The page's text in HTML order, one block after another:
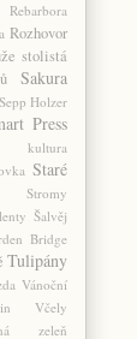
Rebarbora
Rozhovor
stolistá
Sakura
Sepp Holzer
Press
kultura
Staré
Stromy
Šalvěj
Bridge
Tulipány
Vánoční
Včely
zeleň